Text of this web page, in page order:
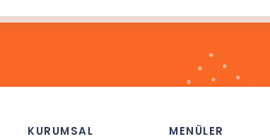
KURUMSAL MENÜLER